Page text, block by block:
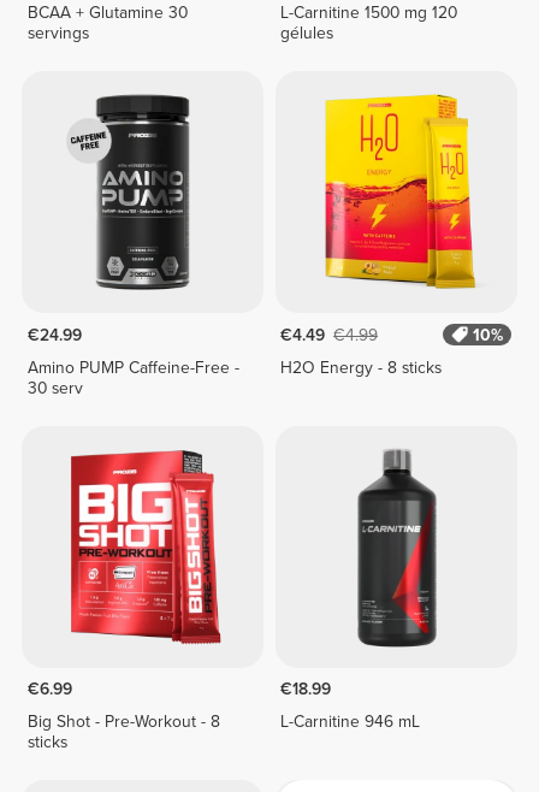
BCAA + Glutamine 30
servings
L-Carnitine 1500 mg 120
gélules
€24.99
Amino PUMP Caffeine-Free -
30 serv
€4.49 €4.99
10%
H2O Energy - 8 sticks
€6.99
Big Shot - Pre-Workout - 8
sticks
€18.99
L-Carnitine 946 mL